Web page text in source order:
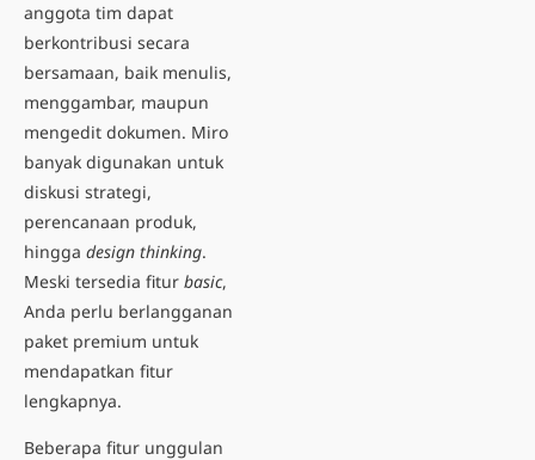
anggota tim dapat
berkontribusi secara
bersamaan, baik menulis,
menggambar, maupun
mengedit dokumen. Miro
banyak digunakan untuk
diskusi strategi,
perencanaan produk,
hingga design thinking.
Meski tersedia fitur basic,
Anda perlu berlangganan
paket premium untuk
mendapatkan fitur
lengkapnya.
Beberapa fitur unggulan